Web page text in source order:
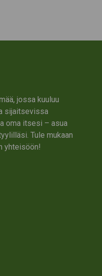
jossa kuuluu
sijaitsevissa
oma itsesi – asua
Tule mukaan
yhteisöön!